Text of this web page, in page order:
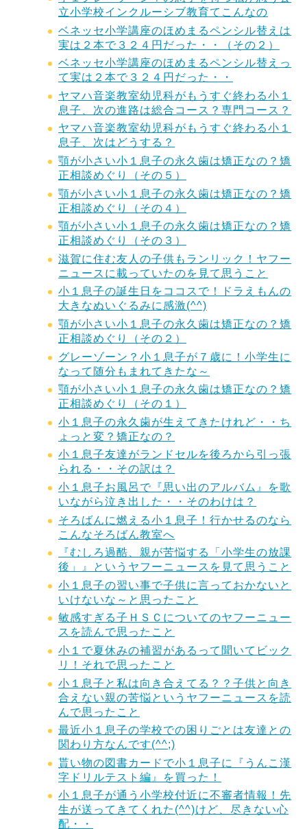
立小学校インクルーシブ教育てこんなの
ベネッセ小学講座のほめまるペンシル替えは
実は２本で３２４円だった・・（その２）
ベネッセ小学講座のほめまるペンシル替えっ
て実は２本で３２４円だった・・
ヤマハ音楽教室幼児科がもうすぐ終わる小１
息子、次の進路は総合コース？専門コース？
ヤマハ音楽教室幼児科がもうすぐ終わる小１
息子、次はどうする？
顎が小さい小１息子の永久歯は矯正なの？矯
正相談めぐり（その５）
顎が小さい小１息子の永久歯は矯正なの？矯
正相談めぐり（その４）
顎が小さい小１息子の永久歯は矯正なの？矯
正相談めぐり（その３）
滋賀に住む友人の子供もランリック！ヤフー
ニュースに載っていたのを見て思うこと
小１息子の誕生日をココスで！ドラえもんの
大きなぬいぐるみに感激(^^)
顎が小さい小１息子の永久歯は矯正なの？矯
正相談めぐり（その２）
グレーゾーン？小１息子が７歳に！小学生に
なって随分もまれてきたな～
顎が小さい小１息子の永久歯は矯正なの？矯
正相談めぐり（その１）
小１息子の永久歯が生えてきたけれど・・ち
ょっと変？矯正なの？
小１息子友達がランドセルを後ろから引っ張
られる・・その訳は？
小１息子お風呂で『思い出のアルバム』を歌
いながら泣き出した・・そのわけは？
そろばんに燃える小１息子！行かせるのなら
こんなそろばん教室へ
『むしろ過酷、親が苦悩する「小学生の放課
後」』というヤフーニュースを見て思うこと
小１息子の習い事で子供に言っておかないと
いけないな～と思ったこと
敏感すぎる子ＨＳＣについてのヤフーニュー
スを読んで思ったこと
小１で夏休みの補習があるって聞いてビック
リ！それで思ったこと
小１息子と私は向き合えてる？？子供と向き
合えない親の苦悩というヤフーニュースを読
んで思ったこと
最近小１息子の学校での困りごとは友達との
関わり方なんです(^^;)
貰い物の図書カードで小１息子に『うんこ漢
字ドリルテスト編』を買った！
小１息子が通う小学校付近に不審者情報！先
生が送ってきてくれた(^^)けど、尽きない心
配・・